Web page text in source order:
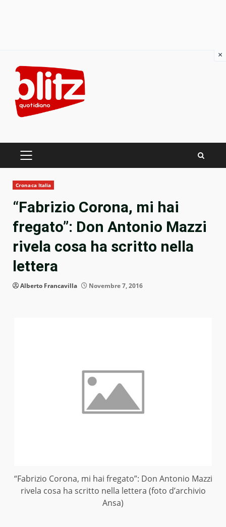
content
PRIMARY
Cronaca Italia
“Fabrizio Corona, mi hai
fregato”: Don Antonio Mazzi
rivela cosa ha scritto nella
lettera
Alberto Francavilla Novembre 7, 2016
“Fabrizio Corona, mi hai fregato”: Don Antonio Mazzi
rivela cosa ha scritto nella lettera (foto d’archivio
Ansa)
×